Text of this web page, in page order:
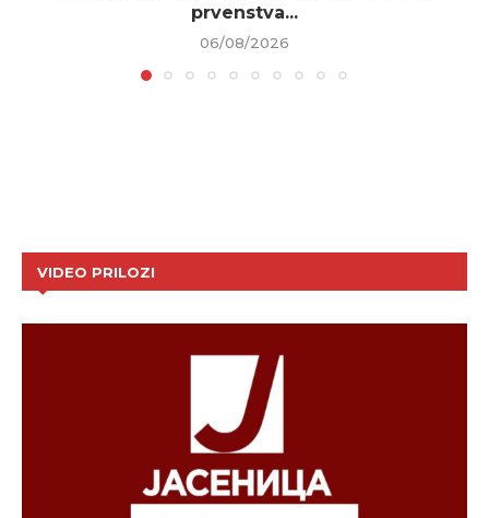
prvenstva...
06/08/2026
VIDEO PRILOZI